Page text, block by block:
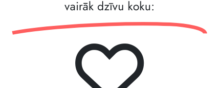
vairāk dzīvu koku: